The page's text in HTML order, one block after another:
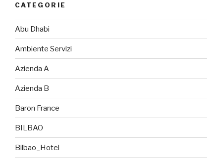
CATEGORIE
Abu Dhabi
Ambiente Servizi
Azienda A
Azienda B
Baron France
BILBAO
Bilbao_Hotel